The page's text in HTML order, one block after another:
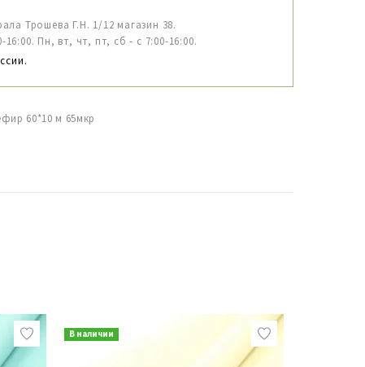
Трошева Г.Н. 1/12 магазин 38.
16:00. Пн, вт, чт, пт, сб - с 7:00-16:00.
60*10 м 65мкр
В наличии